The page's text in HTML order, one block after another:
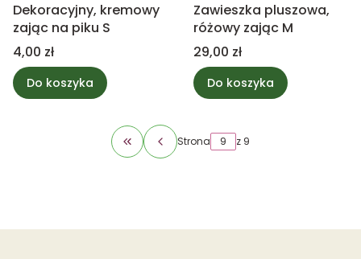
Dekoracyjny, kremowy
zając na piku S
Cena
4,00 zł
Do koszyka
Zawieszka pluszowa,
różowy zając M
Cena
29,00 zł
Do koszyka
Wróć do pierwszej strony z produktami
Strona z 9